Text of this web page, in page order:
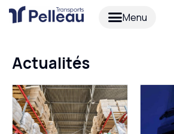
Actualités